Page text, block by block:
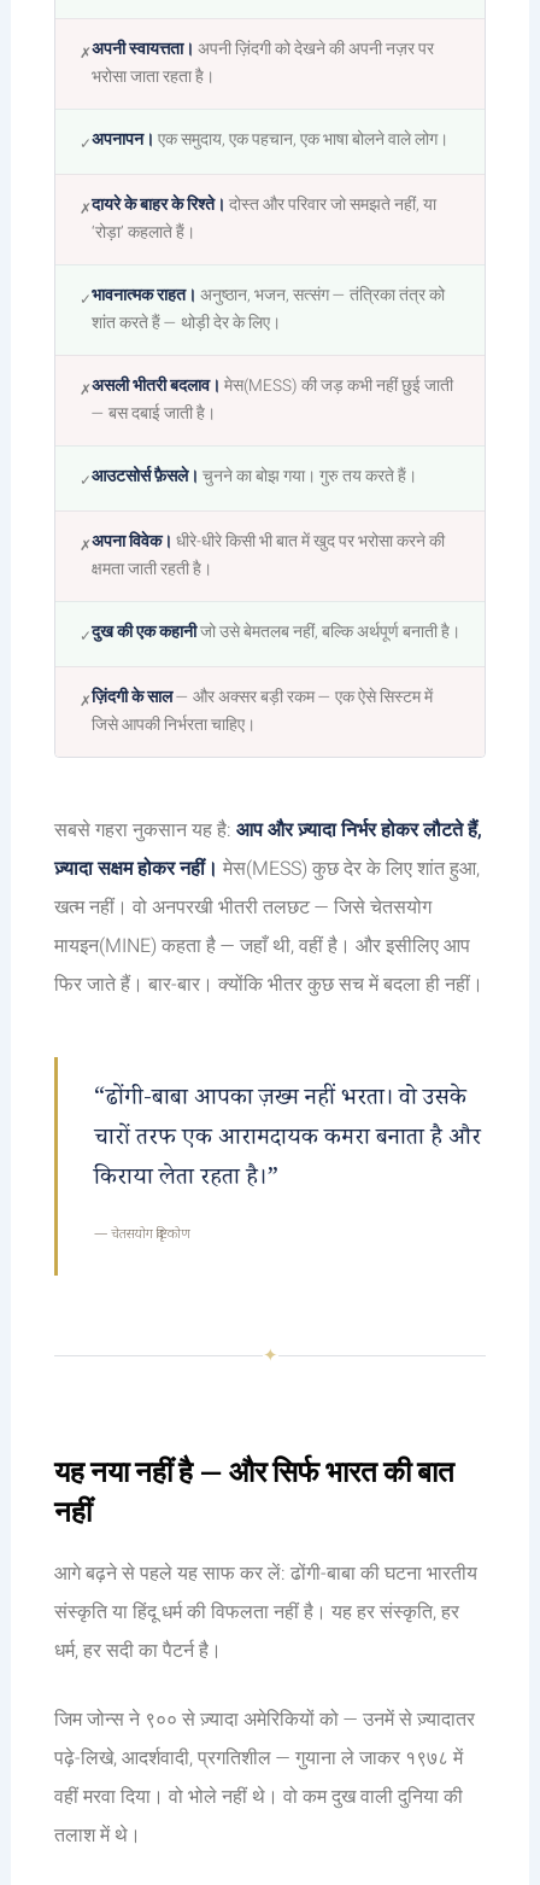
✗अपनी स्वायत्तता। अपनी ज़िंदगी को देखने की अपनी नज़र पर
भरोसा जाता रहता है।
✓अपनापन। एक समुदाय, एक पहचान, एक भाषा बोलने वाले लोग।
✗दायरे के बाहर के रिश्ते। दोस्त और परिवार जो समझते नहीं, या
‘रोड़ा’ कहलाते हैं।
✓भावनात्मक राहत। अनुष्ठान, भजन, सत्संग — तंत्रिका तंत्र को
शांत करते हैं — थोड़ी देर के लिए।
✗असली भीतरी बदलाव। मेस(MESS) की जड़ कभी नहीं छुई जाती
— बस दबाई जाती है।
✓आउटसोर्स फ़ैसले। चुनने का बोझ गया। गुरु तय करते हैं।
✗अपना विवेक। धीरे-धीरे किसी भी बात में खुद पर भरोसा करने की
क्षमता जाती रहती है।
✓दुख की एक कहानीजो उसे बेमतलब नहीं, बल्कि अर्थपूर्ण बनाती है।
✗ज़िंदगी के साल— और अक्सर बड़ी रकम — एक ऐसे सिस्टम में
जिसे आपकी निर्भरता चाहिए।
सबसे गहरा नुकसान यह है: आप और ज़्यादा निर्भर होकर लौटते हैं,
ज़्यादा सक्षम होकर नहीं। मेस(MESS) कुछ देर के लिए शांत हुआ,
खत्म नहीं। वो अनपरखी भीतरी तलछट — जिसे चेतसयोग
मायइन(MINE) कहता है — जहाँ थी, वहीं है। और इसीलिए आप
फिर जाते हैं। बार-बार। क्योंकि भीतर कुछ सच में बदला ही नहीं।
“ढोंगी-बाबा आपका ज़ख्म नहीं भरता। वो उसके
चारों तरफ एक आरामदायक कमरा बनाता है और
किराया लेता रहता है।”
— चेतसयोग दृष्टिकोण
✦
यह नया नहीं है — और सिर्फ भारत की बात
नहीं
आगे बढ़ने से पहले यह साफ कर लें: ढोंगी-बाबा की घटना भारतीय
संस्कृति या हिंदू धर्म की विफलता नहीं है। यह हर संस्कृति, हर
धर्म, हर सदी का पैटर्न है।
जिम जोन्स ने ९०० से ज़्यादा अमेरिकियों को — उनमें से ज़्यादातर
पढ़े-लिखे, आदर्शवादी, प्रगतिशील — गुयाना ले जाकर १९७८ में
वहीं मरवा दिया। वो भोले नहीं थे। वो कम दुख वाली दुनिया की
तलाश में थे।